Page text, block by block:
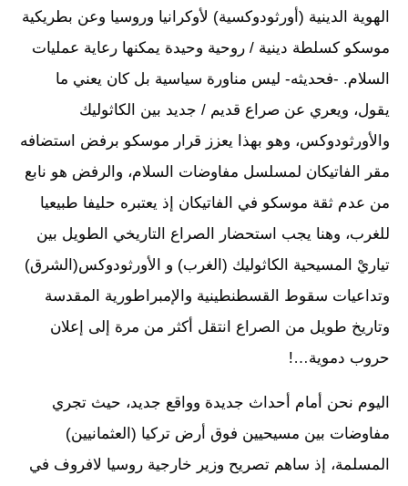
الهوية الدينية (أورثودوكسية) لأوكرانيا وروسيا وعن بطريكية
موسكو كسلطة دينية / روحية وحيدة يمكنها رعاية عمليات
السلام. -فحديثه- ليس مناورة سياسية بل كان يعني ما
يقول، ويعري عن صراع قديم / جديد بين الكاثوليك
والأورثودوكس، وهو بهذا يعزز قرار موسكو برفض استضافه
مقر الفاتيكان لمسلسل مفاوضات السلام، والرفض هو نابع
من عدم ثقة موسكو في الفاتيكان إذ يعتبره حليفا طبيعيا
للغرب، وهنا يجب استحضار الصراع التاريخي الطويل بين
تياريْ المسيحية الكاثوليك (الغرب) و الأورثودوكس(الشرق)
وتداعيات سقوط القسطنطينية والإمبراطورية المقدسة
وتاريخ طويل من الصراع انتقل أكثر من مرة إلى إعلان
حروب دموية…!
اليوم نحن أمام أحداث جديدة وواقع جديد، حيث تجري
مفاوضات بين مسيحيين فوق أرض تركيا (العثمانيين)
المسلمة، إذ ساهم تصريح وزير خارجية روسيا لافروف في